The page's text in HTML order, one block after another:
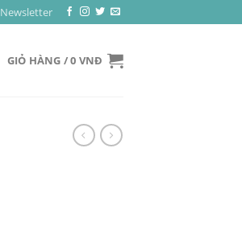
Newsletter
GIỎ HÀNG /0 VNĐ